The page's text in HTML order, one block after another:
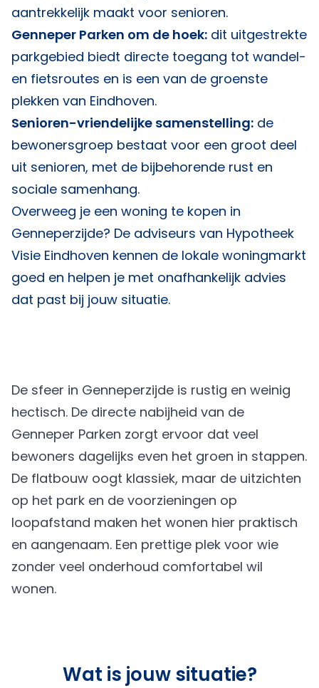
aantrekkelijk maakt voor senioren.
Genneper Parken om de hoek: dit uitgestrekte
parkgebied biedt directe toegang tot wandel-
en fietsroutes en is een van de groenste
plekken van Eindhoven.
Senioren-vriendelijke samenstelling: de
bewonersgroep bestaat voor een groot deel
uit senioren, met de bijbehorende rust en
sociale samenhang.
Overweeg je een woning te kopen in
Genneperzijde? De adviseurs van Hypotheek
Visie Eindhoven kennen de lokale woningmarkt
goed en helpen je met onafhankelijk advies
dat past bij jouw situatie.
De sfeer in Genneperzijde is rustig en weinig
hectisch. De directe nabijheid van de
Genneper Parken zorgt ervoor dat veel
bewoners dagelijks even het groen in stappen.
De flatbouw oogt klassiek, maar de uitzichten
op het park en de voorzieningen op
loopafstand maken het wonen hier praktisch
en aangenaam. Een prettige plek voor wie
zonder veel onderhoud comfortabel wil
wonen.
Wat is jouw situatie?